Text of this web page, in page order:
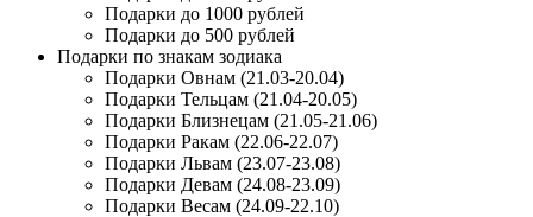
Подарки до 1000 рублей
Подарки до 500 рублей
Подарки по знакам зодиака
Подарки Овнам (21.03-20.04)
Подарки Тельцам (21.04-20.05)
Подарки Близнецам (21.05-21.06)
Подарки Ракам (22.06-22.07)
Подарки Львам (23.07-23.08)
Подарки Девам (24.08-23.09)
Подарки Весам (24.09-22.10)